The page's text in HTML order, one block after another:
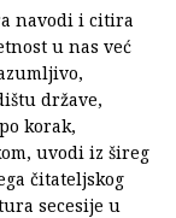
navodi i citira
u nas već
države,
korak,
uvodi iz šireg
čitateljskog
secesije u